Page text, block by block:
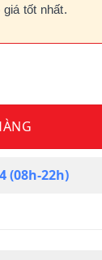
tốt nhất.
(08h-22h)